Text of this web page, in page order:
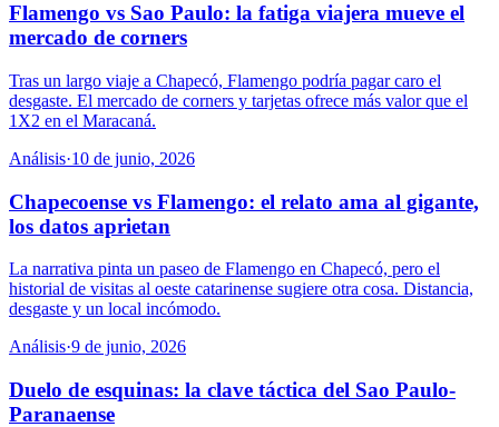
Flamengo vs Sao Paulo: la fatiga viajera mueve el
mercado de corners
Tras un largo viaje a Chapecó, Flamengo podría pagar caro el
desgaste. El mercado de corners y tarjetas ofrece más valor que el
1X2 en el Maracaná.
Análisis·10 de junio, 2026
Chapecoense vs Flamengo: el relato ama al gigante,
los datos aprietan
La narrativa pinta un paseo de Flamengo en Chapecó, pero el
historial de visitas al oeste catarinense sugiere otra cosa. Distancia,
desgaste y un local incómodo.
Análisis·9 de junio, 2026
Duelo de esquinas: la clave táctica del Sao Paulo-
Paranaense